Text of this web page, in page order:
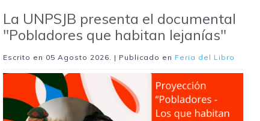
La UNPSJB presenta el documental
"Pobladores que habitan lejanías"
Escrito en 05 Agosto 2026 . | Publicado en Feria del Libro